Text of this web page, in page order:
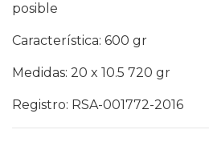
posible
Característica: 600 gr
Medidas: 20 x 10.5 720 gr
Registro: RSA-001772-2016